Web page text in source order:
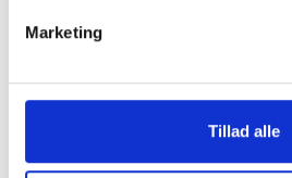
Marketing
Tillad alle
iPad Magic Keyboard 11"